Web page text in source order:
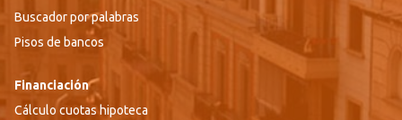
Buscador por palabras
Pisos de bancos
Financiación
Cálculo cuotas hipoteca